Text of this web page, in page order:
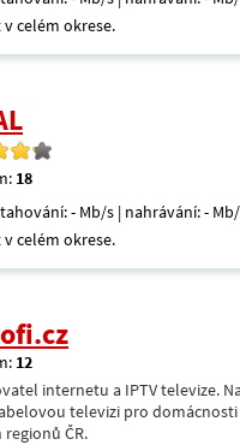
celém okrese.
18
- Mb/s | nahrávání: -
celém okrese.
12
internetu a IPTV televize.
televizi pro
ČR.